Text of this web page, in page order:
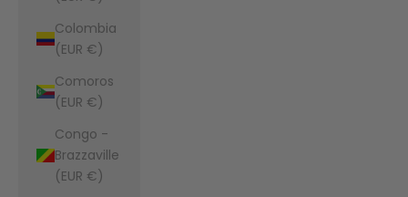
Colombia
(EUR €)
Comoros
(EUR €)
Congo -
Brazzaville
(EUR €)